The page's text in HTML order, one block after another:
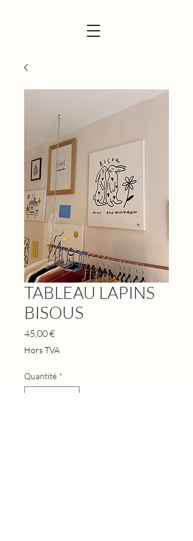
TABLEAU LAPINS
BISOUS
45,00 €Prix
Hors TVA
Quantité *